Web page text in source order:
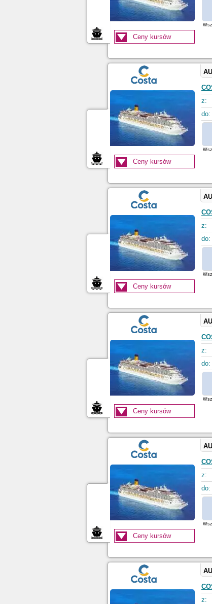
Ceny kursów
z:
do:
Ceny kursów
z:
do:
Ceny kursów
z:
do:
Ceny kursów
z:
do:
Ceny kursów
z: